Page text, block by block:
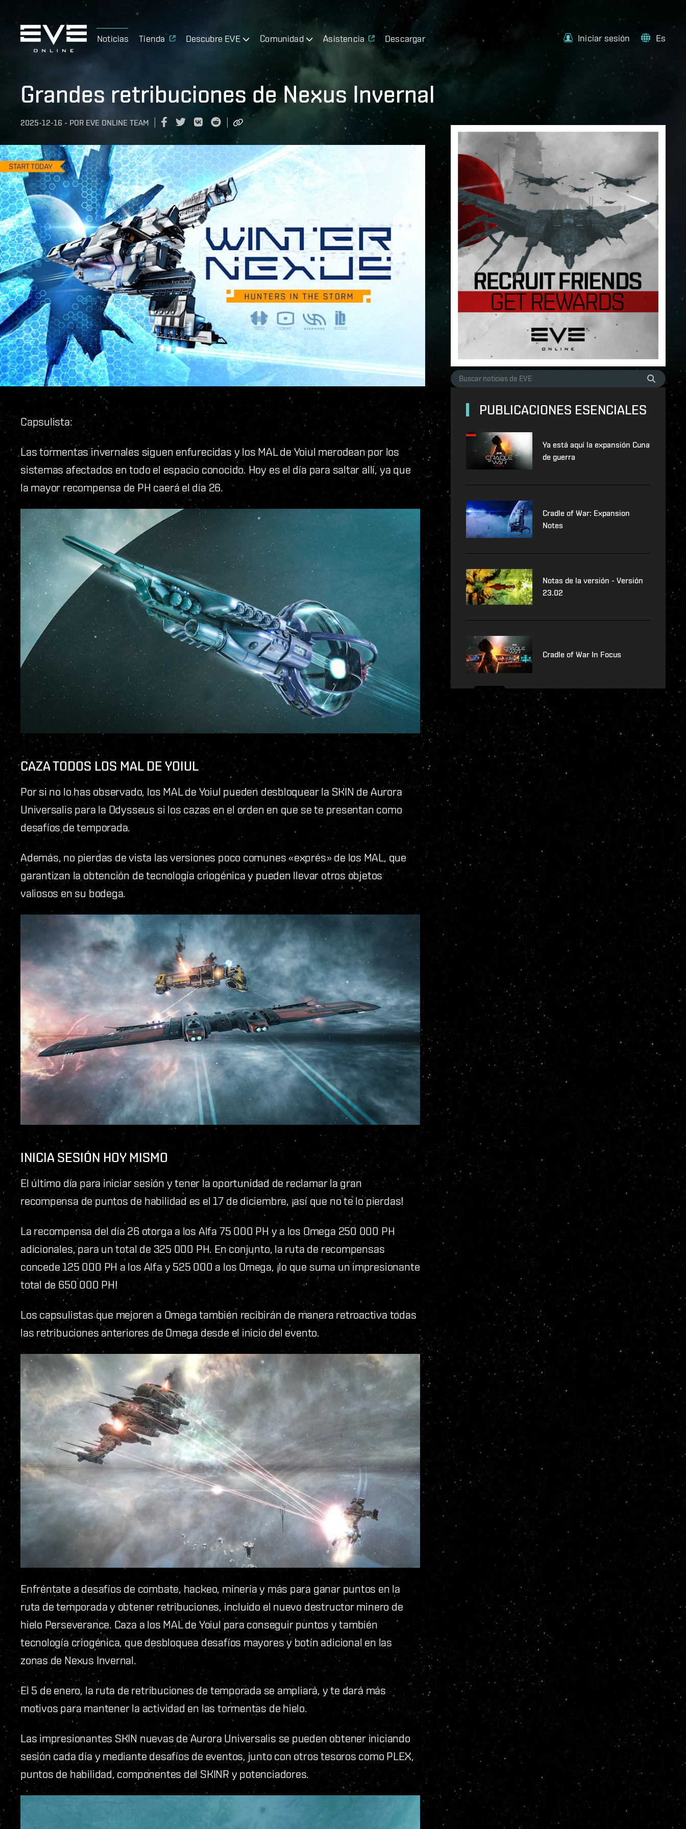
Noticias Tienda Descubre EVE Comunidad Asistencia Descargar Iniciar sesión Es
Grandes retribuciones de Nexus Invernal
2025-12-16 - POR EVE ONLINE TEAM
Capsulista:
Las tormentas invernales siguen enfurecidas y los MAL de Yoiul merodean por los
sistemas afectados en todo el espacio conocido. Hoy es el día para saltar allí, ya que
la mayor recompensa de PH caerá el día 26.
CAZA TODOS LOS MAL DE YOIUL
Por si no lo has observado, los MAL de Yoiul pueden desbloquear la SKIN de Aurora
Universalis para la Odysseus si los cazas en el orden en que se te presentan como
desafíos de temporada.
Además, no pierdas de vista las versiones poco comunes «exprés» de los MAL, que
garantizan la obtención de tecnología criogénica y pueden llevar otros objetos
valiosos en su bodega.
INICIA SESIÓN HOY MISMO
El último día para iniciar sesión y tener la oportunidad de reclamar la gran
recompensa de puntos de habilidad es el 17 de diciembre, ¡así que no te lo pierdas!
La recompensa del día 26 otorga a los Alfa 75 000 PH y a los Omega 250 000 PH
adicionales, para un total de 325 000 PH. En conjunto, la ruta de recompensas
concede 125 000 PH a los Alfa y 525 000 a los Omega, ¡lo que suma un impresionante
total de 650 000 PH!
Los capsulistas que mejoren a Omega también recibirán de manera retroactiva todas
las retribuciones anteriores de Omega desde el inicio del evento.
Enfréntate a desafíos de combate, hackeo, minería y más para ganar puntos en la
ruta de temporada y obtener retribuciones, incluido el nuevo destructor minero de
hielo Perseverance. Caza a los MAL de Yoiul para conseguir puntos y también
tecnología criogénica, que desbloquea desafíos mayores y botín adicional en las
zonas de Nexus Invernal.
El 5 de enero, la ruta de retribuciones de temporada se ampliará, y te dará más
motivos para mantener la actividad en las tormentas de hielo.
Las impresionantes SKIN nuevas de Aurora Universalis se pueden obtener iniciando
sesión cada día y mediante desafíos de eventos, junto con otros tesoros como PLEX,
puntos de habilidad, componentes del SKINR y potenciadores.
PUBLICACIONES ESENCIALES
Ya está aquí la expansión Cuna
de guerra
Cradle of War: Expansion
Notes
Notas de la versión - Versión
23.02
Cradle of War In Focus